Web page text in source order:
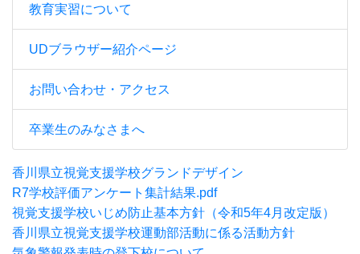
教育実習について
UDブラウザー紹介ページ
お問い合わせ・アクセス
卒業生のみなさまへ
香川県立視覚支援学校グランドデザイン
R7学校評価アンケート集計結果.pdf
視覚支援学校いじめ防止基本方針（令和5年4月改定版）
香川県立視覚支援学校運動部活動に係る活動方針